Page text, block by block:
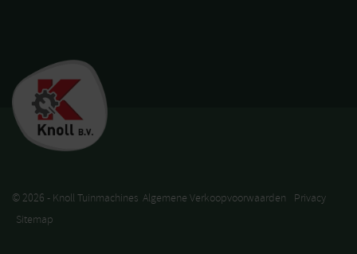
© 2026 - Knoll Tuinmachines Algemene Verkoopvoorwaarden
Privacy
Sitemap